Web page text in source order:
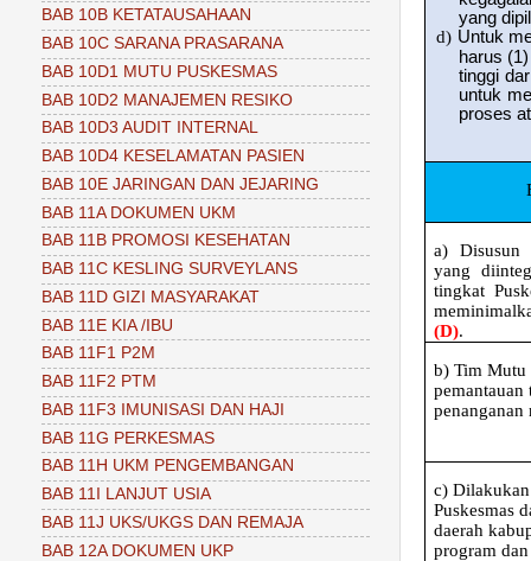
yang
d) Untuk
harus
tinggi
untuk
proses
a)
Disusun
yang
tingkat
(D).
b) Tim Mutu
pemantauan
c)
Puskesmas
daerah
program
BAB 10B KETATAUSAHAAN
BAB 10C SARANA PRASARANA
BAB 10D1 MUTU PUSKESMAS
BAB 10D2 MANAJEMEN RESIKO
BAB 10D3 AUDIT INTERNAL
BAB 10D4 KESELAMATAN PASIEN
BAB 10E JARINGAN DAN JEJARING
BAB 11A DOKUMEN UKM
BAB 11B PROMOSI KESEHATAN
BAB 11C KESLING SURVEYLANS
BAB 11D GIZI MASYARAKAT
BAB 11E KIA /IBU
BAB 11F1 P2M
BAB 11F2 PTM
BAB 11F3 IMUNISASI DAN HAJI
BAB 11G PERKESMAS
BAB 11H UKM PENGEMBANGAN
BAB 11I LANJUT USIA
BAB 11J UKS/UKGS DAN REMAJA
BAB 12A DOKUMEN UKP